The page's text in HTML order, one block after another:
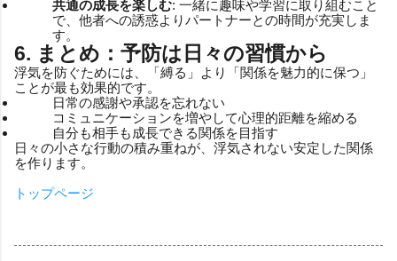
共通の成長を楽しむ: 一緒に趣味や学習に取り組むこと
で、他者への誘惑よりパートナーとの時間が充実しま
す。
6. まとめ：予防は日々の習慣から
浮気を防ぐためには、「縛る」より「関係を魅力的に保つ」
ことが最も効果的です。
日常の感謝や承認を忘れない
コミュニケーションを増やして心理的距離を縮める
自分も相手も成長できる関係を目指す
日々の小さな行動の積み重ねが、浮気されない安定した関係
を作ります。
トップページ